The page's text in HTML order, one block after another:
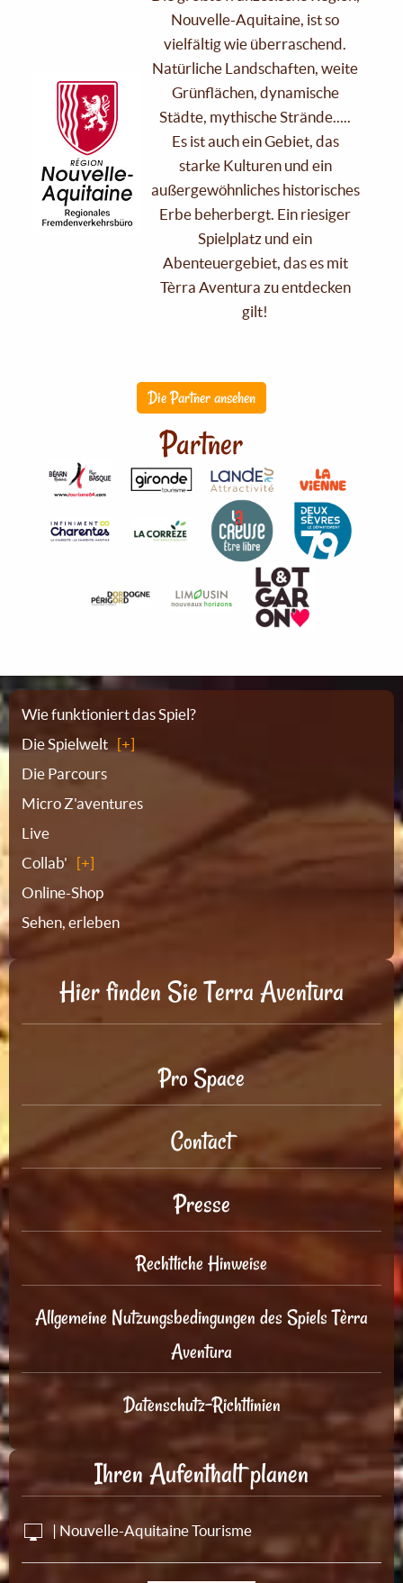
Nouvelle-Aquitaine, ist so
vielfältig wie überraschend.
Natürliche Landschaften, weite
Grünflächen, dynamische
Städte, mythische Strände.....
Es ist auch ein Gebiet, das
starke Kulturen und ein
außergewöhnliches historisches
Erbe beherbergt. Ein riesiger
Spielplatz und ein
Abenteuergebiet, das es mit
Tèrra Aventura zu entdecken
gilt!
Die Partner ansehen
Partner
Sitemap
Wie funktioniert das Spiel?
Die Spielwelt
Die Parcours
Micro Z'aventures
Live
Collab'
Online-Shop
Sehen, erleben
Hier finden Sie Terra Aventura
Pro Space
Contact
Presse
Rechtliche Hinweise
Allgemeine Nutzungsbedingungen des Spiels Tèrra
Aventura
Datenschutz-Richtlinien
Ihren Aufenthalt planen
| Nouvelle-Aquitaine Tourisme